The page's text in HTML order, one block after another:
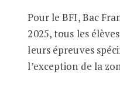
Pour le BFI, Bac
2025, tous les
leurs épreuves
l’exception de la